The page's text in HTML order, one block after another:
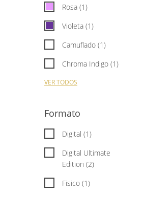
Rosa (1)
Violeta (1)
Camuflado (1)
Chroma Indigo (1)
VER TODOS
Formato
Digital (1)
Digital Ultimate
Edition (2)
Fisico (1)